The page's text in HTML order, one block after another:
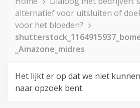
alternatief voor uitsluiten of
voor het bloeden?
_Amazone_midres
Het lijkt er op dat we niet
naar opzoek bent.